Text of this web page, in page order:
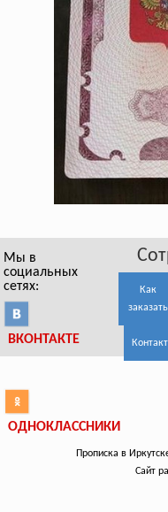
Мы в
социальных
сетях:
ВКОНТАКТЕ
ОДНОКЛАССНИКИ
Как
заказать
Прописка в
Сайт